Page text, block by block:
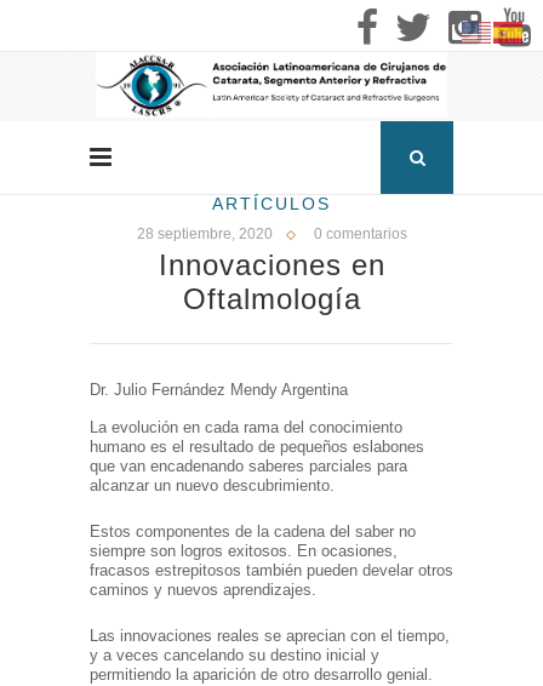
ARTÍCULOS
28 septiembre, 2020 0 comentarios
Innovaciones en
Oftalmología
Dr. Julio Fernández Mendy Argentina
La evolución en cada rama del conocimiento
humano es el resultado de pequeños eslabones
que van encadenando saberes parciales para
alcanzar un nuevo descubrimiento.
Estos componentes de la cadena del saber no
siempre son logros exitosos. En ocasiones,
fracasos estrepitosos también pueden develar otros
caminos y nuevos aprendizajes.
Las innovaciones reales se aprecian con el tiempo,
y a veces cancelando su destino inicial y
permitiendo la aparición de otro desarrollo genial.